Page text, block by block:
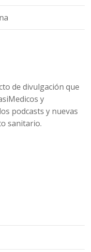
de divulgación que
y
podcasts y nuevas
sanitario.